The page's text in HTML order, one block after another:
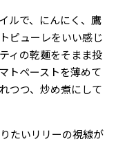
ルで、にんにく、鷹
ピューレをいい感じ
ィの乾麺をそまま投
トペーストを薄めて
つつ、炒め煮にして
たいリリーの視線が